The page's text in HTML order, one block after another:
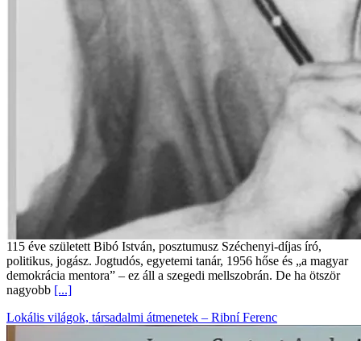
115 éve született Bibó István, posztumusz Széchenyi-díjas író,
politikus, jogász. Jogtudós, egyetemi tanár, 1956 hőse és „a magyar
demokrácia mentora” – ez áll a szegedi mellszobrán. De ha ötször
nagyobb [...]
Lokális világok, társadalmi átmenetek – Ribní Ferenc